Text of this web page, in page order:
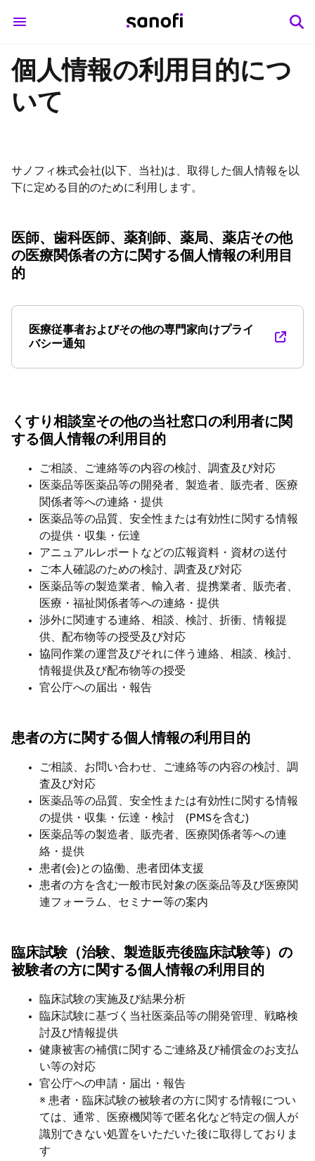
個人情報の利用目的につ
いて
サノフィ株式会社(以下、当社)は、取得した個人情報を以
下に定める目的のために利用します。
医師、歯科医師、薬剤師、薬局、薬店その他
の医療関係者の方に関する個人情報の利用目
的
医療従事者およびその他の専門家向けプライ
バシー通知
くすり相談室その他の当社窓口の利用者に関
する個人情報の利用目的
ご相談、ご連絡等の内容の検討、調査及び対応
医薬品等医薬品等の開発者、製造者、販売者、医療
関係者等への連絡・提供
医薬品等の品質、安全性または有効性に関する情報
の提供・収集・伝達
アニュアルレポートなどの広報資料・資材の送付
ご本人確認のための検討、調査及び対応
医薬品等の製造業者、輸入者、提携業者、販売者、
医療・福祉関係者等への連絡・提供
渉外に関連する連絡、相談、検討、折衝、情報提
供、配布物等の授受及び対応
協同作業の運営及びそれに伴う連絡、相談、検討、
情報提供及び配布物等の授受
官公庁への届出・報告
患者の方に関する個人情報の利用目的
ご相談、お問い合わせ、ご連絡等の内容の検討、調
査及び対応
医薬品等の品質、安全性または有効性に関する情報
の提供・収集・伝達・検討 (PMSを含む)
医薬品等の製造者、販売者、医療関係者等への連
絡・提供
患者(会)との協働、患者団体支援
患者の方を含む一般市民対象の医薬品等及び医療関
連フォーラム、セミナー等の案内
臨床試験（治験、製造販売後臨床試験等）の
被験者の方に関する個人情報の利用目的
臨床試験の実施及び結果分析
臨床試験に基づく当社医薬品等の開発管理、戦略検
討及び情報提供
健康被害の補償に関するご連絡及び補償金のお支払
い等の対応
官公庁への申請・届出・報告
※ 患者・臨床試験の被験者の方に関する情報につい
ては、通常、医療機関等で匿名化など特定の個人が
識別できない処置をいただいた後に取得しておりま
す